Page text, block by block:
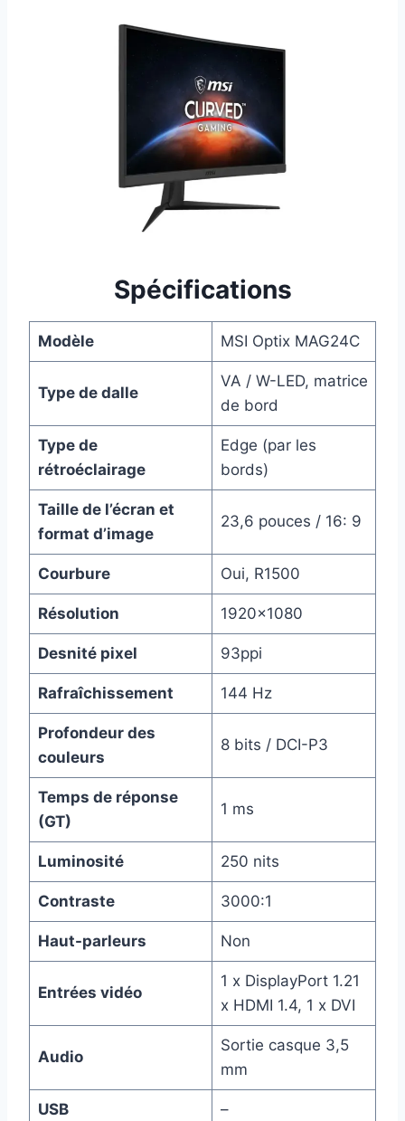
Spécifications
Modèle MSI Optix MAG24C
Type de dalle
VA / W-LED, matrice
de bord
Type de
rétroéclairage
Edge (par les
bords)
Taille de l’écran et
format d’image
23,6 pouces / 16: 9
Courbure Oui, R1500
Résolution 1920×1080
Desnité pixel 93ppi
Rafraîchissement 144 Hz
Profondeur des
couleurs
8 bits / DCI-P3
Temps de réponse
(GT)
1 ms
Luminosité 250 nits
Contraste 3000:1
Haut-parleurs Non
Entrées vidéo
1 x DisplayPort 1.21
x HDMI 1.4, 1 x DVI
Audio
Sortie casque 3,5
mm
USB –